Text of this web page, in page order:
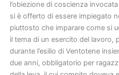
l’obiezione di coscienza
si è offerto di essere impiegato
piuttosto che imparare come si
il tema di un esercito del lavoro,
durante l’esilio di Ventotene
due anni, obbligatorio per